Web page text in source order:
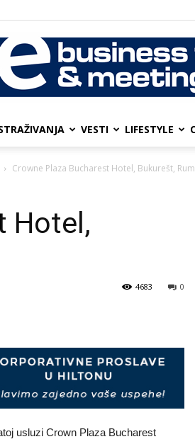
Business
VESTI LIFESTYLE
Crowne Plaza Bucharest Hotel, Bukurešt,
Hotel,
0
4683
usluzi Crown Plaza Bucharest